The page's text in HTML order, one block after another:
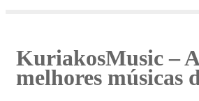
KuriakosMusic –
melhores músicas